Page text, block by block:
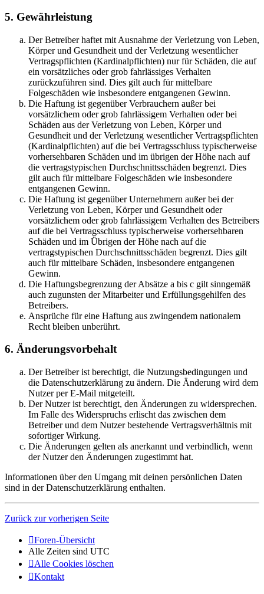
5. Gewährleistung
Der Betreiber haftet mit Ausnahme der Verletzung von Leben,
Körper und Gesundheit und der Verletzung wesentlicher
Vertragspflichten (Kardinalpflichten) nur für Schäden, die auf
ein vorsätzliches oder grob fahrlässiges Verhalten
zurückzuführen sind. Dies gilt auch für mittelbare
Folgeschäden wie insbesondere entgangenen Gewinn.
Die Haftung ist gegenüber Verbrauchern außer bei
vorsätzlichem oder grob fahrlässigem Verhalten oder bei
Schäden aus der Verletzung von Leben, Körper und
Gesundheit und der Verletzung wesentlicher Vertragspflichten
(Kardinalpflichten) auf die bei Vertragsschluss typischerweise
vorhersehbaren Schäden und im übrigen der Höhe nach auf
die vertragstypischen Durchschnittsschäden begrenzt. Dies
gilt auch für mittelbare Folgeschäden wie insbesondere
entgangenen Gewinn.
Die Haftung ist gegenüber Unternehmern außer bei der
Verletzung von Leben, Körper und Gesundheit oder
vorsätzlichem oder grob fahrlässigem Verhalten des Betreibers
auf die bei Vertragsschluss typischerweise vorhersehbaren
Schäden und im Übrigen der Höhe nach auf die
vertragstypischen Durchschnittsschäden begrenzt. Dies gilt
auch für mittelbare Schäden, insbesondere entgangenen
Gewinn.
Die Haftungsbegrenzung der Absätze a bis c gilt sinngemäß
auch zugunsten der Mitarbeiter und Erfüllungsgehilfen des
Betreibers.
Ansprüche für eine Haftung aus zwingendem nationalem
Recht bleiben unberührt.
6. Änderungsvorbehalt
Der Betreiber ist berechtigt, die Nutzungsbedingungen und
die Datenschutzerklärung zu ändern. Die Änderung wird dem
Nutzer per E-Mail mitgeteilt.
Der Nutzer ist berechtigt, den Änderungen zu widersprechen.
Im Falle des Widerspruchs erlischt das zwischen dem
Betreiber und dem Nutzer bestehende Vertragsverhältnis mit
sofortiger Wirkung.
Die Änderungen gelten als anerkannt und verbindlich, wenn
der Nutzer den Änderungen zugestimmt hat.
Informationen über den Umgang mit deinen persönlichen Daten
sind in der Datenschutzerklärung enthalten.
Zurück zur vorherigen Seite
Foren-Übersicht
Alle Zeiten sind UTC
Alle Cookies löschen
Kontakt